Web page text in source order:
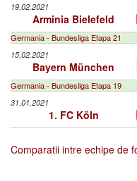
19.02.2021
Arminia Bielefeld
Germania - Bundesliga Etapa 21
15.02.2021
Bayern München
Germania - Bundesliga Etapa 19
31.01.2021
1. FC Köln
Comparatii intre echipe de